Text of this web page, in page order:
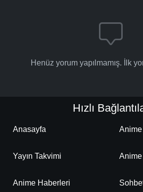
Henüz yorum yapılmamış. İlk
Hızlı
Anasayfa
Yayın Takvimi
Anime Haberleri